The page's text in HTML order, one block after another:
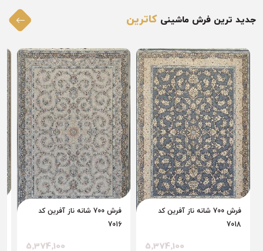
جدید ترین فرش ماشینی کاترین
فرش 700 شانه ناز آفرین کد
7018
5٬374٬100
فرش 700 شانه ناز آفرین کد
7016
5٬374٬100